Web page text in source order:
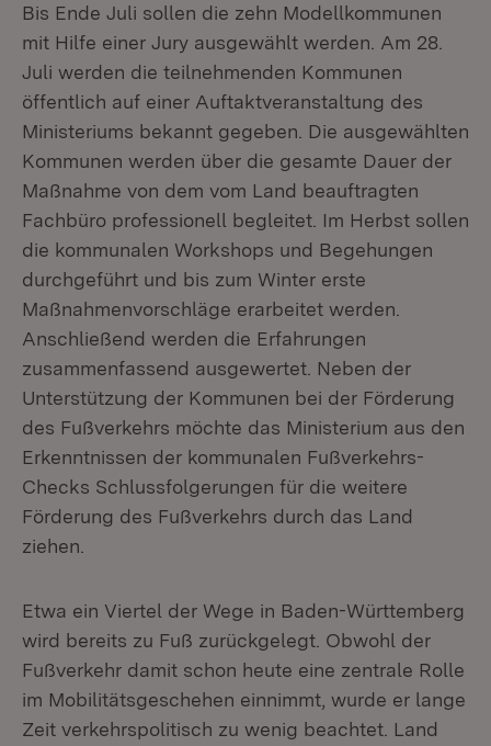
Bis Ende Juli sollen die zehn Modellkommunen
mit Hilfe einer Jury ausgewählt werden. Am 28.
Juli werden die teilnehmenden Kommunen
öffentlich auf einer Auftaktveranstaltung des
Ministeriums bekannt gegeben. Die ausgewählten
Kommunen werden über die gesamte Dauer der
Maßnahme von dem vom Land beauftragten
Fachbüro professionell begleitet. Im Herbst sollen
die kommunalen Workshops und Begehungen
durchgeführt und bis zum Winter erste
Maßnahmenvorschläge erarbeitet werden.
Anschließend werden die Erfahrungen
zusammenfassend ausgewertet. Neben der
Unterstützung der Kommunen bei der Förderung
des Fußverkehrs möchte das Ministerium aus den
Erkenntnissen der kommunalen Fußverkehrs-
Checks Schlussfolgerungen für die weitere
Förderung des Fußverkehrs durch das Land
ziehen.
Etwa ein Viertel der Wege in Baden-Württemberg
wird bereits zu Fuß zurückgelegt. Obwohl der
Fußverkehr damit schon heute eine zentrale Rolle
im Mobilitätsgeschehen einnimmt, wurde er lange
Zeit verkehrspolitisch zu wenig beachtet. Land